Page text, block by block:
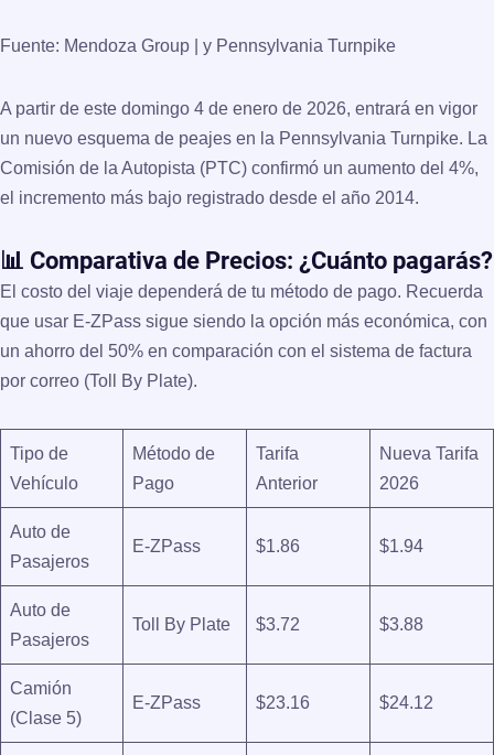
Fuente: Mendoza Group | y Pennsylvania Turnpike
A partir de este domingo 4 de enero de 2026, entrará en vigor
un nuevo esquema de peajes en la Pennsylvania Turnpike. La
Comisión de la Autopista (PTC) confirmó un aumento del 4%,
el incremento más bajo registrado desde el año 2014.
📊 Comparativa de Precios: ¿Cuánto pagarás?
El costo del viaje dependerá de tu método de pago. Recuerda
que usar E-ZPass sigue siendo la opción más económica, con
un ahorro del 50% en comparación con el sistema de factura
por correo (Toll By Plate).
Tipo de
Vehículo
Método de
Pago
Tarifa
Anterior
Nueva Tarifa
2026
Auto de
Pasajeros
E-ZPass $1.86 $1.94
Auto de
Pasajeros
Toll By Plate $3.72 $3.88
Camión
(Clase 5)
E-ZPass $23.16 $24.12